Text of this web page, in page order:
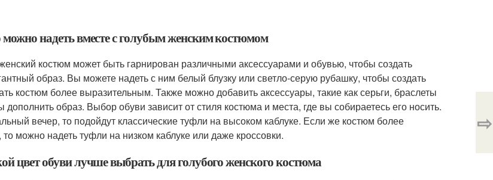
надеть вместе с голубым женским костюмом
костюм может быть гарнирован различными аксессуарами и обувью, чтобы создать
образ. Вы можете надеть с ним белый блузку или светло-серую рубашку, чтобы создать
костюм более выразительным. Также можно добавить аксессуары, такие как серьги, браслеты
дополнить образ. Выбор обуви зависит от стиля костюма и места, где вы собираетесь его носить.
вечер, то подойдут классические туфли на высоком каблуке. Если же костюм более
можно надеть туфли на низком каблуке или даже кроссовки.
цвет обуви лучше выбрать для голубого женского костюма
⇨